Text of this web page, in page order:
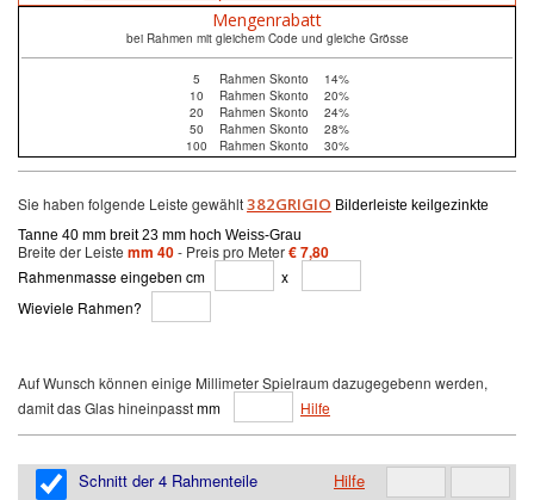
Mengenrabatt
bei Rahmen mit gleichem Code und gleiche Grösse
5 Rahmen Skonto
14%
10
Rahmen Skonto
20%
20
Rahmen Skonto
24%
50
Rahmen Skonto
28%
100
Rahmen Skonto 30%
Sie haben folgende Leiste gewählt382GRIGIO Bilderleiste keilgezinkte
Tanne 40 mm breit 23 mm hoch Weiss-Grau
Breite der Leiste mm 40- Preis pro Meter€ 7,80
Rahmenmasse eingeben cm
x
Wieviele Rahmen?
Auf Wunsch können einige Millimeter Spielraum dazugegebenn werden,
damit das Glas hineinpasstmm Hilfe
Schnitt der 4 Rahmenteile
Hilfe